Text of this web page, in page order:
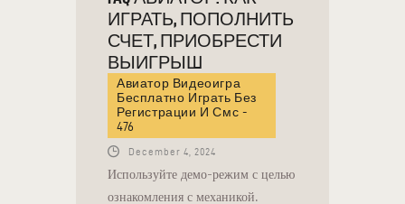
ИГРАТЬ, ПОПОЛНИТЬ
СЧЕТ, ПРИОБРЕСТИ
ВЫИГРЫШ
Авиатор Видеоигра
Бесплатно Играть Без
Регистрации И Смс -
476
December 4, 2024
Используйте демо-режим с целью
ознакомления с механикой.